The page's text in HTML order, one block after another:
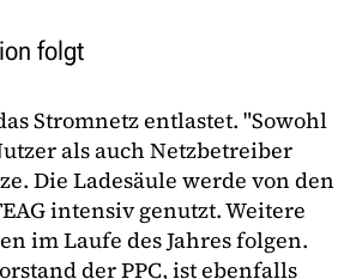
folgt
Stromnetz entlastet. "Sowohl
als auch Netzbetreiber
Die Ladesäule werde von den
intensiv genutzt. Weitere
im Laufe des Jahres folgen.
der PPC, ist ebenfalls